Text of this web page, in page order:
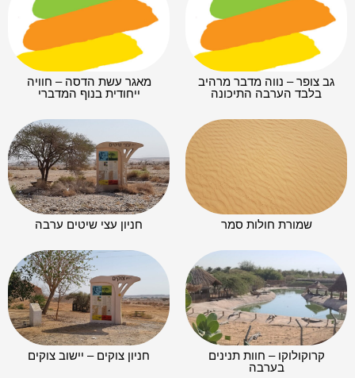
גב צופר – נווה מדבר מרהיב
בלבד הערבה התיכונה
מאגר עשת הדסה – חוויה
ייחודית בנוף המדברי
שמורת חולות סמר חניון עצי שיטים ערבה
קרוקולוקו – חוות תנינים
בערבה
חניון צוקים – יישוב צוקים